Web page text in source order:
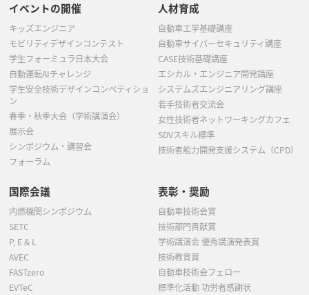
イベントの開催
キッズエンジニア
モビリティデザインコンテスト
学生フォーミュラ日本大会
自動運転AIチャレンジ
学生安全技術デザインコンペティショ
ン
春季・秋季大会（学術講演会）
展示会
シンポジウム・講習会
フォーラム
人材育成
自動車工学基礎講座
自動車サイバーセキュリティ講座
CASE技術基礎講座
エシカル・エンジニア開発講座
システムズエンジニアリング講座
若手技術者交流会
女性技術者ネットワーキングカフェ
SDVスキル標準
技術者能力開発支援システム（CPD）
国際会議
内燃機関シンポジウム
SETC
P, E & L
AVEC
FASTzero
EVTeC
表彰・奨励
自動車技術会賞
技術部門貢献賞
学術講演会 優秀講演発表賞
技術教育賞
自動車技術会フェロー
標準化活動 功労者感謝状